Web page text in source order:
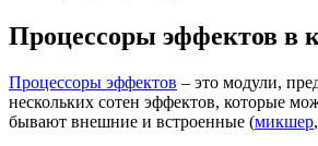
Процессоры эффектов в
Процессоры эффектов – это модули,
нескольких сотен эффектов, которые
бывают внешние и встроенные (микшер,